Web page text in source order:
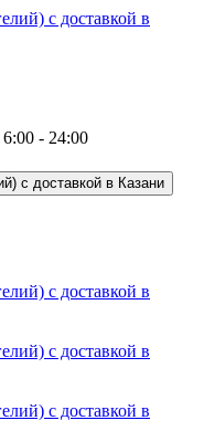
6:00 - 24:00